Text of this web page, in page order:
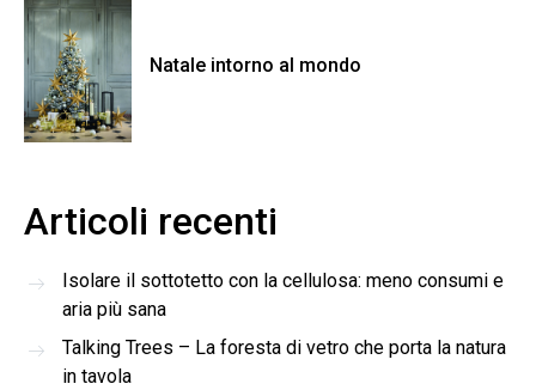
Natale intorno al mondo
Articoli recenti
Isolare il sottotetto con la cellulosa: meno consumi e
aria più sana
Talking Trees – La foresta di vetro che porta la natura
in tavola